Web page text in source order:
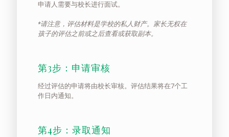
申请人需要与校长进行面试。
*请注意，评估材料是学校的私人财产。家长无权在
孩子的评估之前或之后查看或获取副本。
第3步：申请审核
经过评估的申请将由校长审核。评估结果将在7个工
作日内通知。
第4步：录取通知